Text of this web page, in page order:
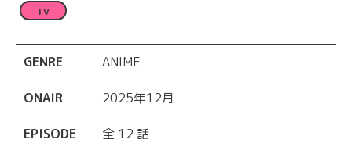
TV
GENRE ANIME
ONAIR 2025年12月
EPISODE 全 12 話